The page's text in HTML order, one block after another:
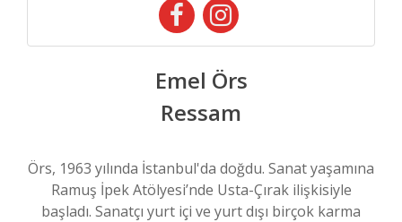
Emel Örs
Ressam
Örs, 1963 yılında İstanbul'da doğdu. Sanat yaşamına
Ramuş İpek Atölyesi’nde Usta-Çırak ilişkisiyle
başladı. Sanatçı yurt içi ve yurt dışı birçok karma